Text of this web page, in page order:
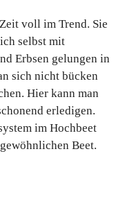
voll im Trend. Sie
selbst mit
Erbsen gelungen in
sich nicht bücken
Hier kann man
erledigen.
im Hochbeet
Beet.